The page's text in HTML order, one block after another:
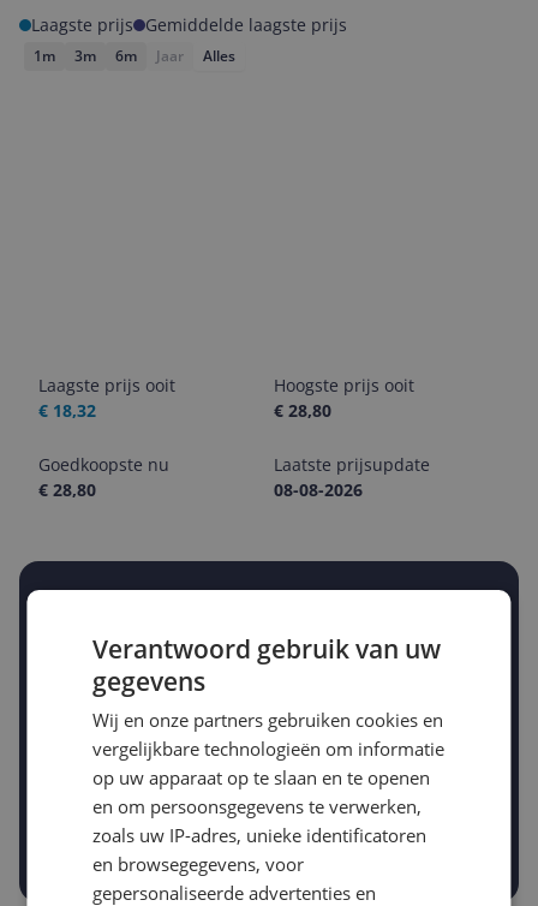
Laagste prijs
Gemiddelde laagste prijs
1m 3m 6m Jaar Alles
Laagste prijs ooit
€ 18,32
Hoogste prijs ooit
€ 28,80
Goedkoopste nu
€ 28,80
Laatste prijsupdate
08-08-2026
Jouw e-mailadres
Gewenste daling of bedrag
-10% -15%
Gewenste prijs
€
Prijsalert aanzetten
Verantwoord gebruik van uw
gegevens
Wij en onze partners gebruiken cookies en
vergelijkbare technologieën om informatie
op uw apparaat op te slaan en te openen
en om persoonsgegevens te verwerken,
zoals uw IP-adres, unieke identificatoren
en browsegegevens, voor
gepersonaliseerde advertenties en